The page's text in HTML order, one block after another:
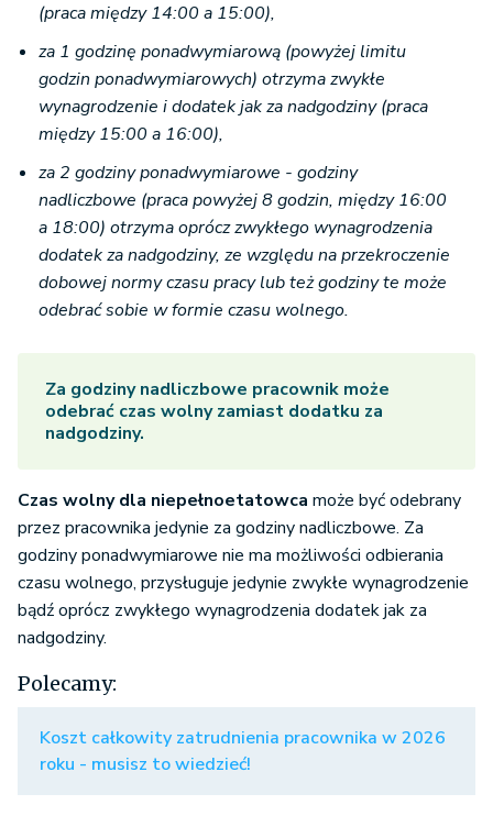
(praca między 14:00 a 15:00),
za 1 godzinę ponadwymiarową (powyżej limitu
godzin ponadwymiarowych) otrzyma zwykłe
wynagrodzenie i dodatek jak za nadgodziny (praca
między 15:00 a 16:00),
za 2 godziny ponadwymiarowe - godziny
nadliczbowe (praca powyżej 8 godzin, między 16:00
a 18:00) otrzyma oprócz zwykłego wynagrodzenia
dodatek za nadgodziny, ze względu na przekroczenie
dobowej normy czasu pracy lub też godziny te może
odebrać sobie w formie czasu wolnego.
Za godziny nadliczbowe pracownik może
odebrać czas wolny zamiast dodatku za
nadgodziny.
Czas wolny dla niepełnoetatowca może być odebrany
przez pracownika jedynie za godziny nadliczbowe. Za
godziny ponadwymiarowe nie ma możliwości odbierania
czasu wolnego, przysługuje jedynie zwykłe wynagrodzenie
bądź oprócz zwykłego wynagrodzenia dodatek jak za
nadgodziny.
Polecamy:
Koszt całkowity zatrudnienia pracownika w 2026
roku - musisz to wiedzieć!